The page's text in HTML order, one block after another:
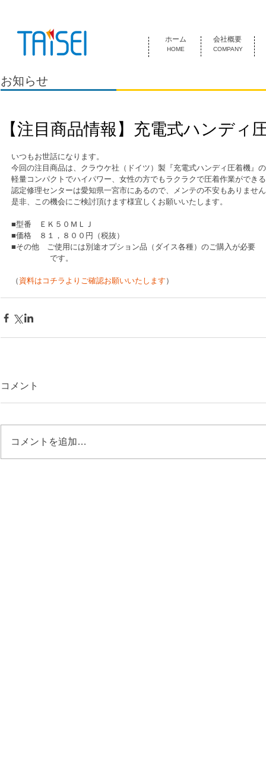
HOME COMPANY
ホーム 会社概要
お知らせ
【注目商品情報】充電式ハンディ
いつもお世話になります。
今回の注目商品は、クラウケ社（ドイツ）製『充電式ハンディ圧着機』
軽量コンパクトでハイパワー、女性の方でもラクラクで圧着作業ができ
認定修理センターは愛知県一宮市にあるので、メンテの不安もありませ
是非、この機会にご検討頂けます様宜しくお願いいたします。
■型番　ＥＫ５０ＭＬＪ
■価格　８１，８００円（税抜）
■その他　ご使用には別途オプション品（ダイス各種）のご購入が必要
です。
（ 資料はコチラよりご確認お願いいたします ）
コメント
コメントを追加…